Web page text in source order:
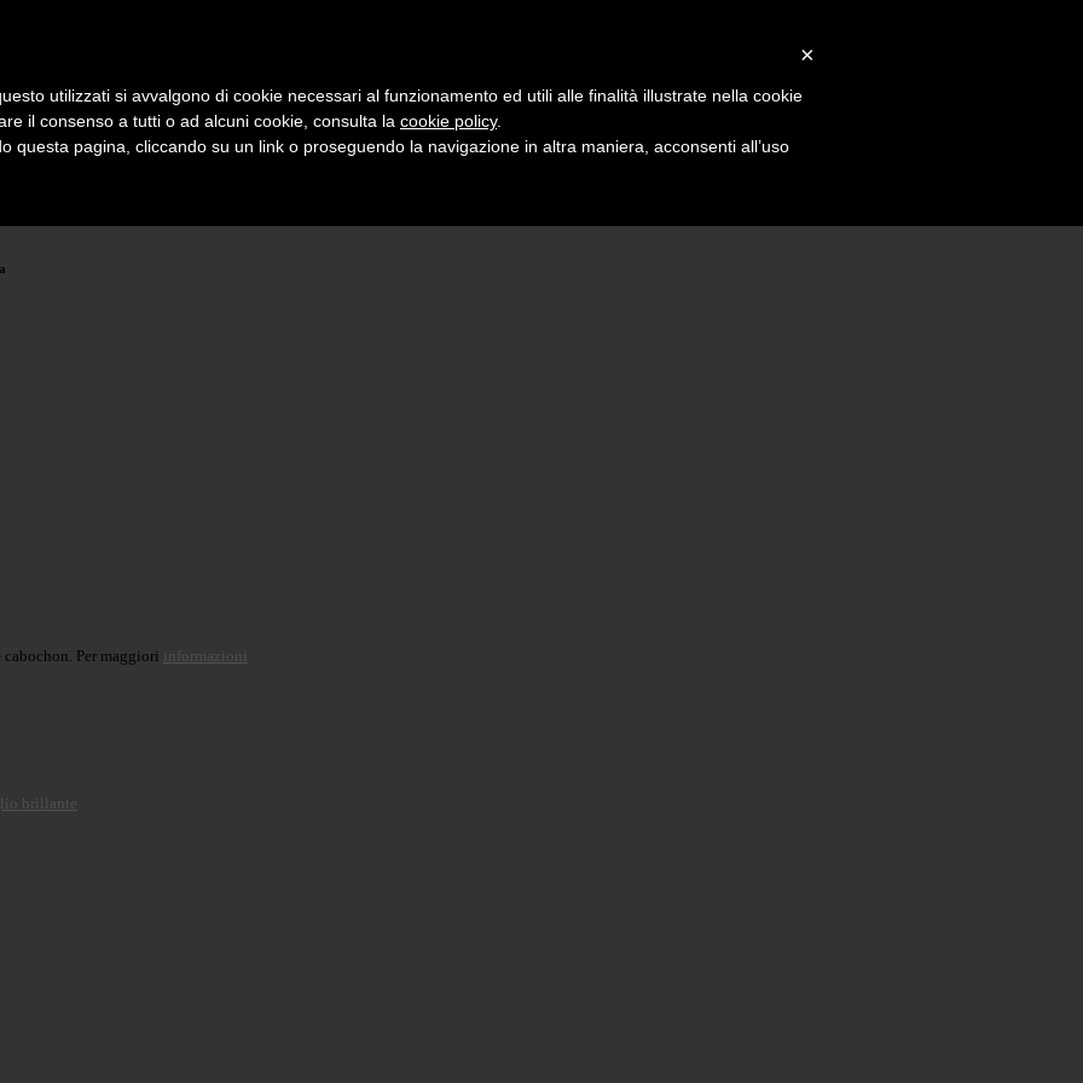
Per maggiori informazioni
brillante
×
utilizzati si avvalgono di cookie necessari al funzionamento ed utili alle finalità illustrate nella cookie
il consenso a tutti o ad alcuni cookie, consulta la cookie policy.
questa pagina, cliccando su un link o proseguendo la navigazione in altra maniera, acconsenti all’uso